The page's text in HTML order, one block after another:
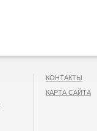
КОНТАКТЫ
КАРТА САЙТА